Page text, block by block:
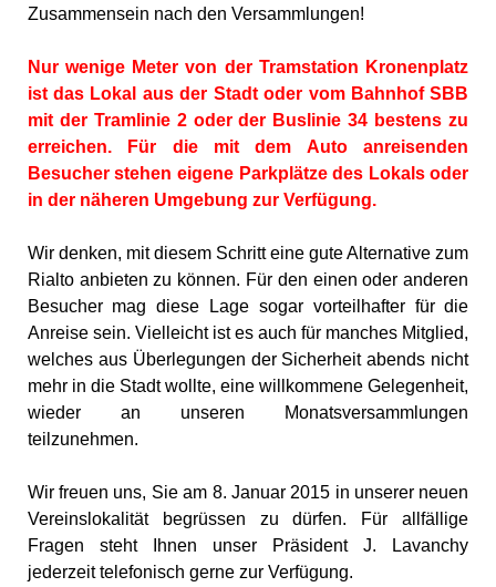
Zusammensein nach den Versammlungen!
Nur wenige Meter von der Tramstation Kronenplatz
ist das Lokal aus der Stadt oder vom Bahnhof SBB
mit der Tramlinie 2 oder der Buslinie 34 bestens zu
erreichen. Für die mit dem Auto anreisenden
Besucher stehen eigene Parkplätze des Lokals oder
in der näheren Umgebung zur Verfügung.
Wir denken, mit diesem Schritt eine gute Alternative zum
Rialto anbieten zu können. Für den einen oder anderen
Besucher mag diese Lage sogar vorteilhafter für die
Anreise sein. Vielleicht ist es auch für manches Mitglied,
welches aus Überlegungen der Sicherheit abends nicht
mehr in die Stadt wollte, eine willkommene Gelegenheit,
wieder an unseren Monatsversammlungen
teilzunehmen.
Wir freuen uns, Sie am 8. Januar 2015 in unserer neuen
Vereinslokalität begrüssen zu dürfen. Für allfällige
Fragen steht Ihnen unser Präsident J. Lavanchy
jederzeit telefonisch gerne zur Verfügung.